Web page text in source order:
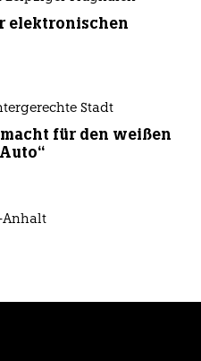
elektronischen
Stadt
für den weißen
Anhalt